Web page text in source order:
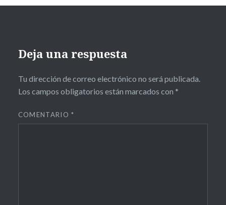
Deja una respuesta
Tu dirección de correo electrónico no será publicada.
Los campos obligatorios están marcados con *
COMENTARIO*